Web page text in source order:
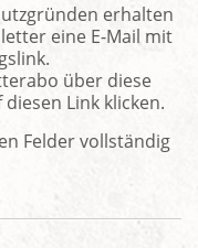
erhalten
eine E-Mail mit
über diese
Link klicken.
Felder vollständig